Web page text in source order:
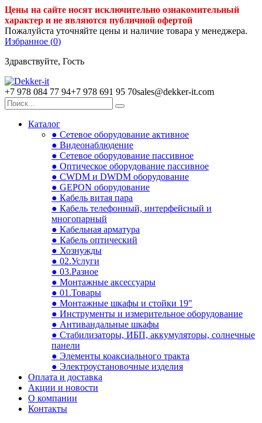
Цены на сайте носят исключительно ознакомительный
характер и не являются публичной офертой
Пожалуйста уточняйте цены и наличие товара у менеджера.
Избранное (0)
Здравствуйте, Гость
+7 978 084 77 94+7 978 691 95 70sales@dekker-it.com
Каталог
● Сетевое оборудование активное
● Видеонаблюдение
● Сетевое оборудование пассивное
● Оптическое оборудование пассивное
● CWDM и DWDM оборудование
● GEPON оборудование
● Кабель витая пара
● Кабель телефонный, интерфейсный и
многопарный
● Кабельная арматура
● Кабель оптический
● Хознужды
● 02.Услуги
● 03.Разное
● Монтажные аксессуары
● 01.Товары
● Монтажные шкафы и стойки 19"
● Инструменты и измерительное оборудование
● Антивандальные шкафы
● Стабилизаторы, ИБП, аккумуляторы, солнечные
панели
● Элементы коаксиального тракта
● Электроустановочные изделия
Оплата и доставка
Акции и новости
О компании
Контакты